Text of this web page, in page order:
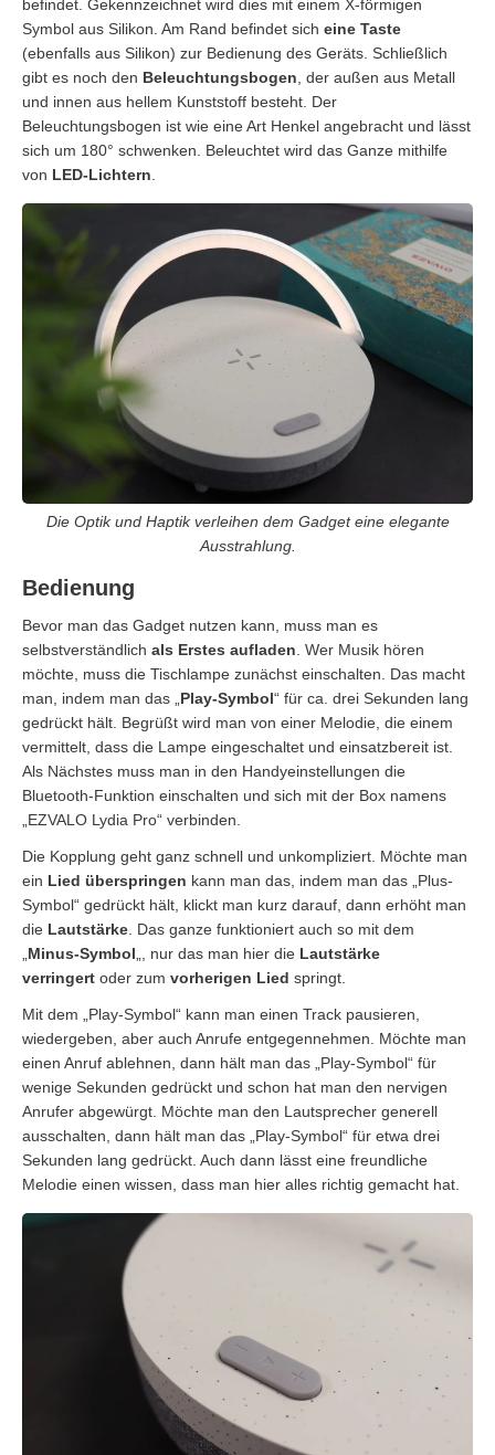
befindet. Gekennzeichnet wird dies mit einem X-förmigen
Symbol aus Silikon. Am Rand befindet sich eine Taste
(ebenfalls aus Silikon) zur Bedienung des Geräts. Schließlich
gibt es noch den Beleuchtungsbogen, der außen aus Metall
und innen aus hellem Kunststoff besteht. Der
Beleuchtungsbogen ist wie eine Art Henkel angebracht und lässt
sich um 180° schwenken. Beleuchtet wird das Ganze mithilfe
von LED-Lichtern.
Die Optik und Haptik verleihen dem Gadget eine elegante
Ausstrahlung.
Bedienung
Bevor man das Gadget nutzen kann, muss man es
selbstverständlich als Erstes aufladen . Wer Musik hören
möchte, muss die Tischlampe zunächst einschalten. Das macht
man, indem man das „ Play-Symbol“ für ca. drei Sekunden lang
gedrückt hält. Begrüßt wird man von einer Melodie, die einem
vermittelt, dass die Lampe eingeschaltet und einsatzbereit ist.
Als Nächstes muss man in den Handyeinstellungen die
Bluetooth-Funktion einschalten und sich mit der Box namens
„EZVALO Lydia Pro“ verbinden.
Die Kopplung geht ganz schnell und unkompliziert. Möchte man
ein Lied überspringen kann man das, indem man das „Plus-
Symbol“ gedrückt hält, klickt man kurz darauf, dann erhöht man
die Lautstärke . Das ganze funktioniert auch so mit dem
Minus-Symbol „, nur das man hier die Lautstärke
verringert oder zum vorherigen Lied springt.
Mit dem „Play-Symbol“ kann man einen Track pausieren,
wiedergeben, aber auch Anrufe entgegennehmen. Möchte man
einen Anruf ablehnen, dann hält man das „Play-Symbol“ für
wenige Sekunden gedrückt und schon hat man den nervigen
Anrufer abgewürgt. Möchte man den Lautsprecher generell
ausschalten, dann hält man das „Play-Symbol“ für etwa drei
Sekunden lang gedrückt. Auch dann lässt eine freundliche
Melodie einen wissen, dass man hier alles richtig gemacht hat.